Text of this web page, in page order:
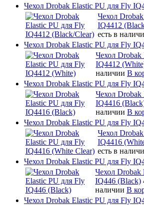
Чехол Drobak Elastic PU для Fly
Чехол
IQ4412
есть в
Чехол Drobak Elastic PU для Fly
Чехол Drobak
IQ4412
наличии В
Чехол Drobak Elastic PU для Fly
Чехол Drobak
IQ4416
наличии В
Чехол Drobak Elastic PU для Fly
Чехол
IQ4416
есть в
Чехол Drobak Elastic PU для Fly
Чехол Drobak
IQ446 (Black)
наличии В
Чехол Drobak Elastic PU для Fly